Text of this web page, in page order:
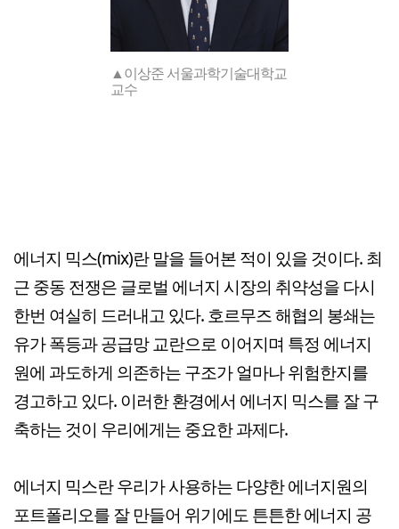
▲이상준 서울과학기술대학교
교수
에너지 믹스(mix)란 말을 들어본 적이 있을 것이다. 최
근 중동 전쟁은 글로벌 에너지 시장의 취약성을 다시
한번 여실히 드러내고 있다. 호르무즈 해협의 봉쇄는
유가 폭등과 공급망 교란으로 이어지며 특정 에너지
원에 과도하게 의존하는 구조가 얼마나 위험한지를
경고하고 있다. 이러한 환경에서 에너지 믹스를 잘 구
축하는 것이 우리에게는 중요한 과제다.
에너지 믹스란 우리가 사용하는 다양한 에너지원의
포트폴리오를 잘 만들어 위기에도 튼튼한 에너지 공